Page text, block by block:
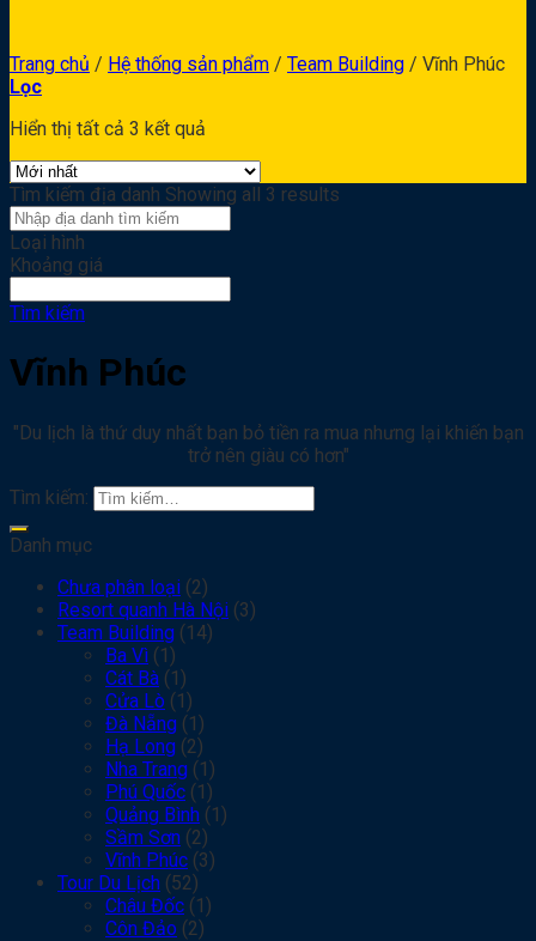
Trang chủ / Hệ thống sản phẩm / Team Building / Vĩnh Phúc
Lọc
Hiển thị tất cả 3 kết quả
Tìm kiếm địa danh Showing all 3 results
Loại hình
Khoảng giá
Tìm kiếm
Vĩnh Phúc
"Du lịch là thứ duy nhất bạn bỏ tiền ra mua nhưng lại khiến bạn
trở nên giàu có hơn"
Tìm kiếm:
Danh mục
Chưa phân loại (2)
Resort quanh Hà Nội (3)
Team Building (14)
Ba Vì (1)
Cát Bà (1)
Cửa Lò (1)
Đà Nẵng (1)
Hạ Long (2)
Nha Trang (1)
Phú Quốc (1)
Quảng Bình (1)
Sầm Sơn (2)
Vĩnh Phúc (3)
Tour Du Lịch (52)
Châu Đốc (1)
Côn Đảo (2)